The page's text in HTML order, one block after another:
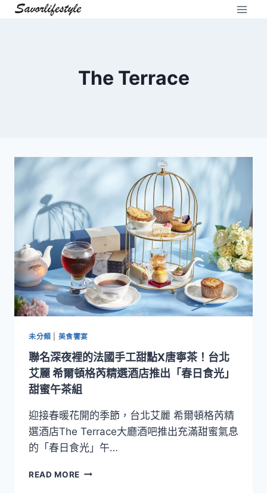
Skip
The Terrace
未分類 美食饗宴
聯名深夜裡的法國手工甜點X唐寧茶！台北
艾麗 希爾頓格芮精選酒店推出「春日食光」
甜蜜午茶組
迎接春暖花開的季節，台北艾麗 希爾頓格芮精
選酒店The Terrace大廳酒吧推出充滿甜蜜氣息
的「春日食光」午…
READ MORE 聯